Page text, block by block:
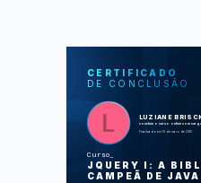
CERTIFICADO
DE CONCLUSÃO
LUZIANE
concluiu o curso online com carga
Finalizado em 13 de maio de 2015
Curso
JQUERY I: A
CAMPEÃ DE